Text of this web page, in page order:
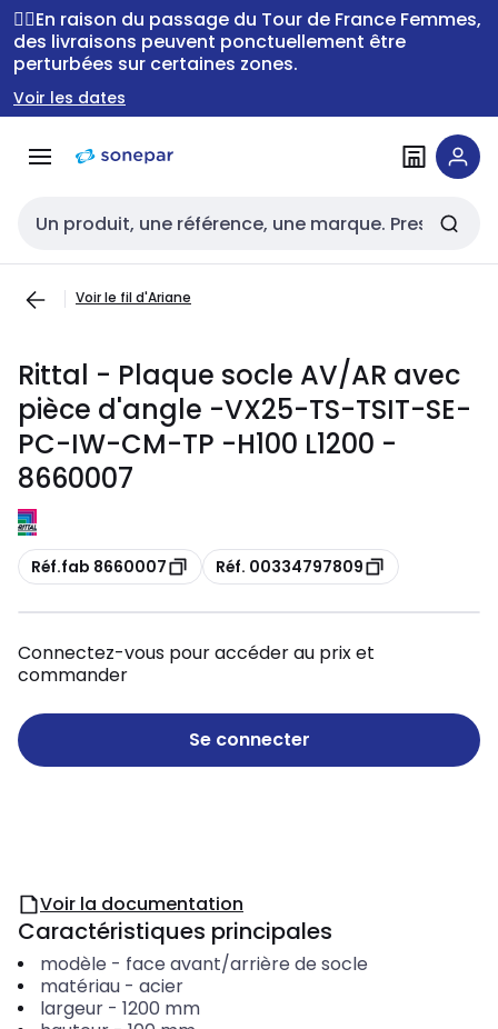
Passer à la
navigation
Passer
au
contenu
🚴‍♂️En raison du passage du Tour de France Femmes,
des livraisons peuvent ponctuellement être
perturbées sur certaines zones.
Voir les dates
Entrée de recherche
Voir le fil d'Ariane
Rittal - Plaque socle AV/AR avec
pièce d'angle -VX25-TS-TSIT-SE-
PC-IW-CM-TP -H100 L1200 -
8660007
Copie
Réf.fab 8660007 Copie
Réf. 00334797809
Connectez-vous pour accéder au prix et
commander
Se connecter
Voir la documentation
Caractéristiques principales
modèle - face avant/arrière de socle
matériau- acier
largeur- 1200 mm